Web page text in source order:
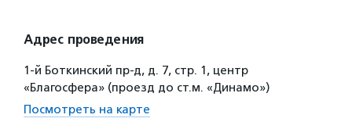
Адрес проведения
1-й Боткинский пр-д, д. 7, стр. 1, центр
«Благосфера» (проезд до ст.м. «Динамо»)
Посмотреть на карте